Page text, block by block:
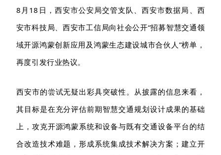
8月18日，西安市公安局交管支队、西安市数据局、西
安市科技局、西安市工信局向社会公开“招募智慧交通领
域开源鸿蒙创新应用及鸿蒙生态建设城市合伙人”榜单，
再度引发行业热议。
西安市的尝试无疑出彩具突破性 。 从披露的信息来看，
其目标是在充分评估前期智慧交通规划设计成果的基础
上，攻克开源鸿蒙系统和设备与既有交通设备平台的结
合改造技术难题，形成系统集成技术解决方案；建立开